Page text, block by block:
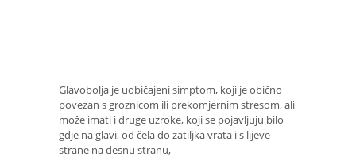
Glavobolja je uobičajeni simptom, koji je obično
povezan s groznicom ili prekomjernim stresom, ali
može imati i druge uzroke, koji se pojavljuju bilo
gdje na glavi, od čela do zatiljka vrata i s lijeve
strane na desnu stranu,